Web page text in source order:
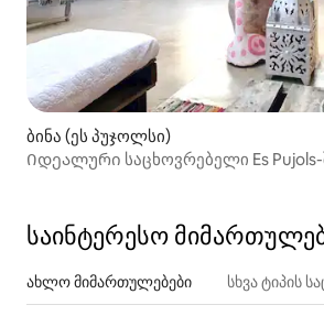
ბინა (ეს პუჯოლსი)
Იდეალური საცხოვრებელი Es Pujols-
საინტერესო
ახლო მიმართულებები სხვა ტიპის